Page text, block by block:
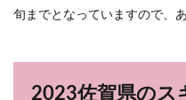
旬までとなっていますので、
2023佐賀県のス